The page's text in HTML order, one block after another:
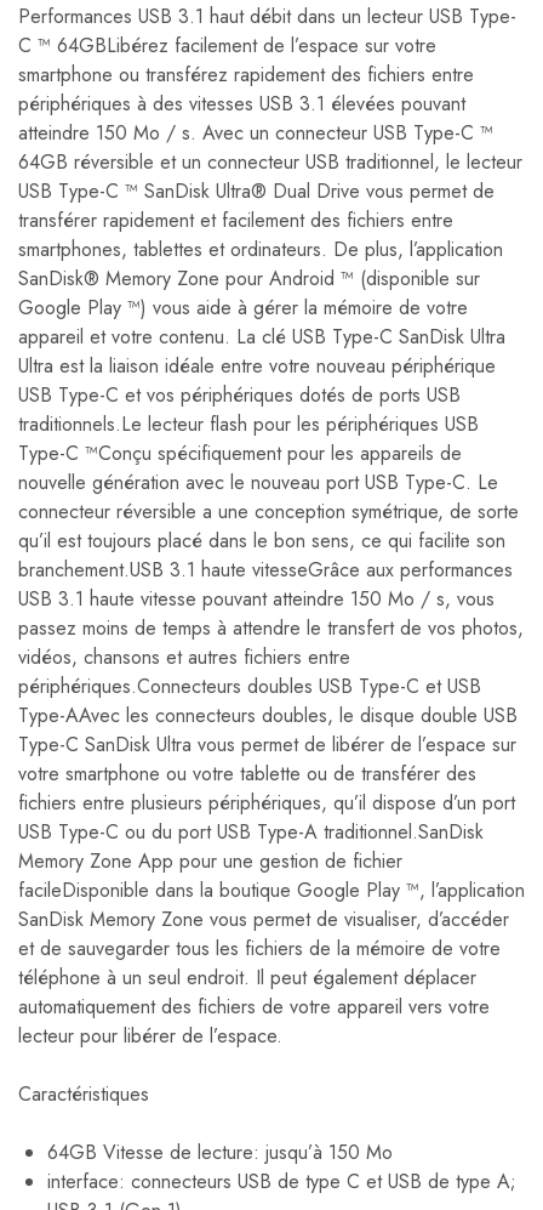
Performances USB 3.1 haut débit dans un lecteur USB Type-
C ™ 64GBLibérez facilement de l’espace sur votre
smartphone ou transférez rapidement des fichiers entre
périphériques à des vitesses USB 3.1 élevées pouvant
atteindre 150 Mo / s. Avec un connecteur USB Type-C ™
64GB réversible et un connecteur USB traditionnel, le lecteur
USB Type-C ™ SanDisk Ultra® Dual Drive vous permet de
transférer rapidement et facilement des fichiers entre
smartphones, tablettes et ordinateurs. De plus, l’application
SanDisk® Memory Zone pour Android ™ (disponible sur
Google Play ™) vous aide à gérer la mémoire de votre
appareil et votre contenu. La clé USB Type-C SanDisk Ultra
Ultra est la liaison idéale entre votre nouveau périphérique
USB Type-C et vos périphériques dotés de ports USB
traditionnels.Le lecteur flash pour les périphériques USB
Type-C ™Conçu spécifiquement pour les appareils de
nouvelle génération avec le nouveau port USB Type-C. Le
connecteur réversible a une conception symétrique, de sorte
qu’il est toujours placé dans le bon sens, ce qui facilite son
branchement.USB 3.1 haute vitesseGrâce aux performances
USB 3.1 haute vitesse pouvant atteindre 150 Mo / s, vous
passez moins de temps à attendre le transfert de vos photos,
vidéos, chansons et autres fichiers entre
périphériques.Connecteurs doubles USB Type-C et USB
Type-AAvec les connecteurs doubles, le disque double USB
Type-C SanDisk Ultra vous permet de libérer de l’espace sur
votre smartphone ou votre tablette ou de transférer des
fichiers entre plusieurs périphériques, qu’il dispose d’un port
USB Type-C ou du port USB Type-A traditionnel.SanDisk
Memory Zone App pour une gestion de fichier
facileDisponible dans la boutique Google Play ™, l’application
SanDisk Memory Zone vous permet de visualiser, d’accéder
et de sauvegarder tous les fichiers de la mémoire de votre
téléphone à un seul endroit. Il peut également déplacer
automatiquement des fichiers de votre appareil vers votre
lecteur pour libérer de l’espace.
Caractéristiques
64GB Vitesse de lecture: jusqu’à 150 Mo
interface: connecteurs USB de type C et USB de type A;